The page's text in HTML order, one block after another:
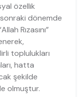
özellik
dönemde
Rızasını”
toplulukları
hatta
şekilde
olmuştur.